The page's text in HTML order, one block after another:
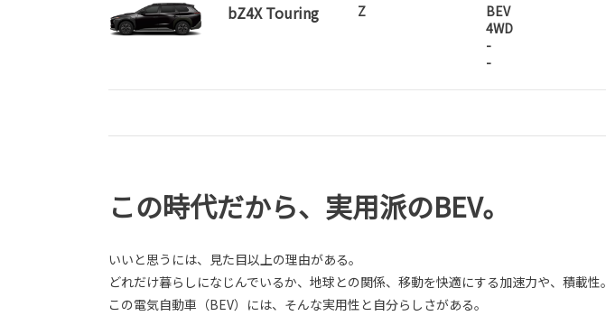
bZ4X Touring Z
BEV
4WD
-
-
この時代だから、実用派のBEV。
いいと思うには、見た目以上の理由がある。
どれだけ暮らしになじんでいるか、地球との関係、移動を快適にする加速力や、積載性。
この電気自動車（BEV）には、そんな実用性と自分らしさがある。